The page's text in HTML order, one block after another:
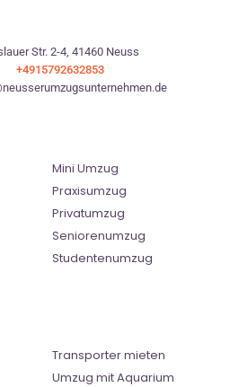
Str. 2-4, 41460 Neuss
+4915792632853
Mini Umzug
Praxisumzug
Privatumzug
Seniorenumzug
Studentenumzug
Transporter mieten
Umzug mit Aquarium